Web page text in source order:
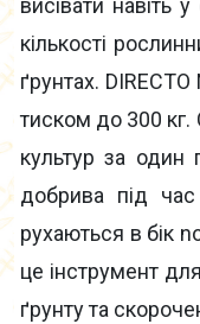
висівати навіть
кількості
ґрунтах.
тиском до 300 кг.
культур за один
добрива під
рухаються в бік
це інструмент
ґрунту та